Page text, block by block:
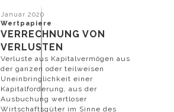
Januar 2020
Wertpapiere
VERRECHNUNG VON
VERLUSTEN
Verluste aus Kapitalvermögen aus
der ganzen oder teilweisen
Uneinbringlichkeit einer
Kapitalforderung, aus der
Ausbuchung wertloser
Wirtschaftsgüter im Sinne des